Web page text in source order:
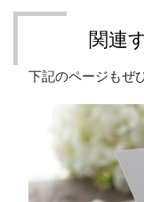
関連
下記のページもぜ